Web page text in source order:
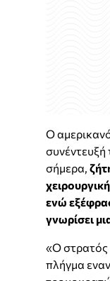
Ο
σήμερα,
ενώ
γνωρίσει
«Ο στρατός
πλήγμα